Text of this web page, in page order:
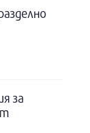
за